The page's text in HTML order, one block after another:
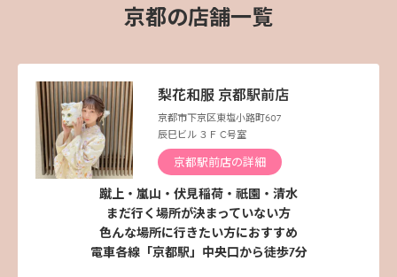
京都の店舗一覧
梨花和服 京都駅前店
京都市下京区東塩小路町607
辰巳ビル ３Ｆ C号室
京都駅前店の詳細
蹴上・嵐山・伏見稲荷・祇園・清水
まだ行く場所が決まっていない方
色んな場所に行きたい方におすすめ
電車各線「京都駅」中央口から徒歩7分